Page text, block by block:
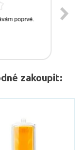
zakoupit: